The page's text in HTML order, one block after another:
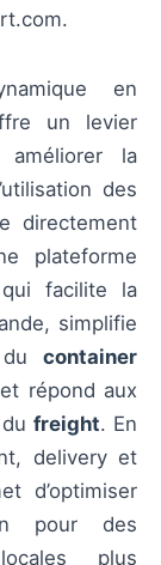
en
un levier
la
des
directement
plateforme
facilite la
simplifie
container
répond aux
freight. En
delivery et
d’optimiser
pour des
plus